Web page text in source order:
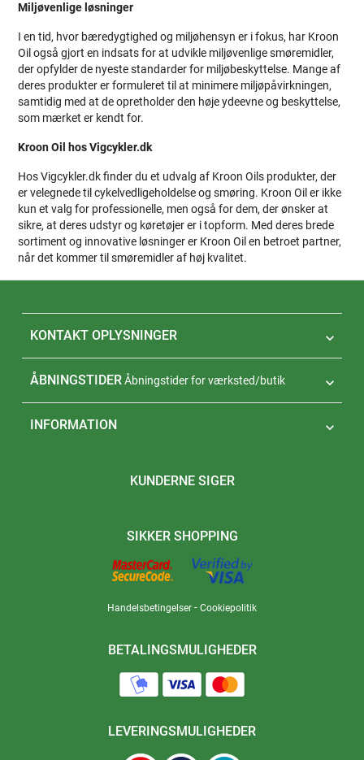
Miljøvenlige løsninger
I en tid, hvor bæredygtighed og miljøhensyn er i fokus, har Kroon
Oil også gjort en indsats for at udvikle miljøvenlige smøremidler,
der opfylder de nyeste standarder for miljøbeskyttelse. Mange af
deres produkter er formuleret til at minimere miljøpåvirkningen,
samtidig med at de opretholder den høje ydeevne og beskyttelse,
som mærket er kendt for.
Kroon Oil hos Vigcykler.dk
Hos Vigcykler.dk finder du et udvalg af Kroon Oils produkter, der
er velegnede til cykelvedligeholdelse og smøring. Kroon Oil er ikke
kun et valg for professionelle, men også for dem, der ønsker at
sikre, at deres udstyr og køretøjer er i topform. Med deres brede
sortiment og innovative løsninger er Kroon Oil en betroet partner,
når det kommer til smøremidler af høj kvalitet.
KONTAKT OPLYSNINGER 
ÅBNINGSTIDER 
Åbningstider for værksted/butik
INFORMATION 
KUNDERNE SIGER
SIKKER SHOPPING
Handelsbetingelser - Cookiepolitik
BETALINGSMULIGHEDER
LEVERINGSMULIGHEDER